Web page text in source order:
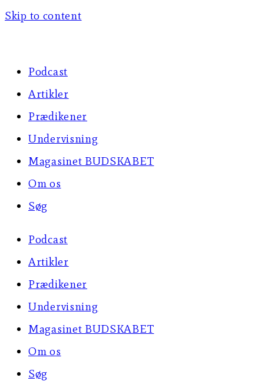
Skip to content
Podcast
Artikler
Prædikener
Undervisning
Magasinet BUDSKABET
Om os
Søg
Podcast
Artikler
Prædikener
Undervisning
Magasinet BUDSKABET
Om os
Søg